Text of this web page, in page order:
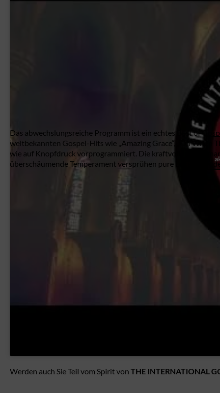
Das abwechslungsreiche Programm ist ein echtes Best of
weltbekannten Gospel-Hits wie „Amazing Grace“, „Oh When
wie auf Knopfdruck vorprogrammiert. Die kraftvolle
überschäumende Temperament versprühen pure
Werden auch Sie Teil vom Spirit von THE INTERNATIONAL